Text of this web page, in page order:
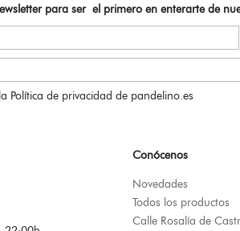
para ser el primero en enterarte de
Política de privacidad de pandelino.es
Conócenos
Novedades
Todos los productos
Calle Rosalía de